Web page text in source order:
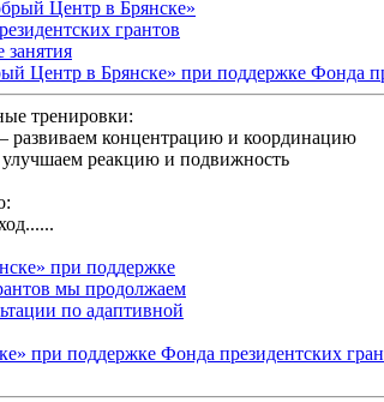
Центр в Брянске» при поддержке Фонда
тренировки:
развиваем концентрацию и координацию
реакцию и подвижность
при поддержке Фонда президентских